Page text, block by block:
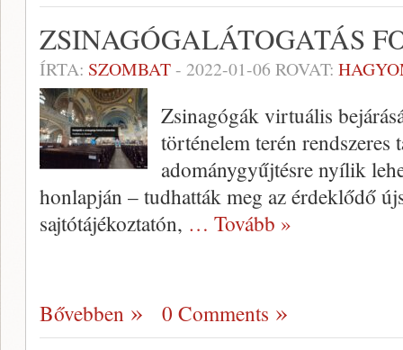
ZSINAGÓGALÁTOGATÁS
ÍRTA: SZOMBAT- 2022-01-06 ROVAT:
Zsinagógák virtuális
történelem terén rendszeres
adománygyűjtésre nyílik
honlapján – tudhatták meg az érdeklődő
sajtótájékoztatón, … Tovább »
Bővebben 0 Comments